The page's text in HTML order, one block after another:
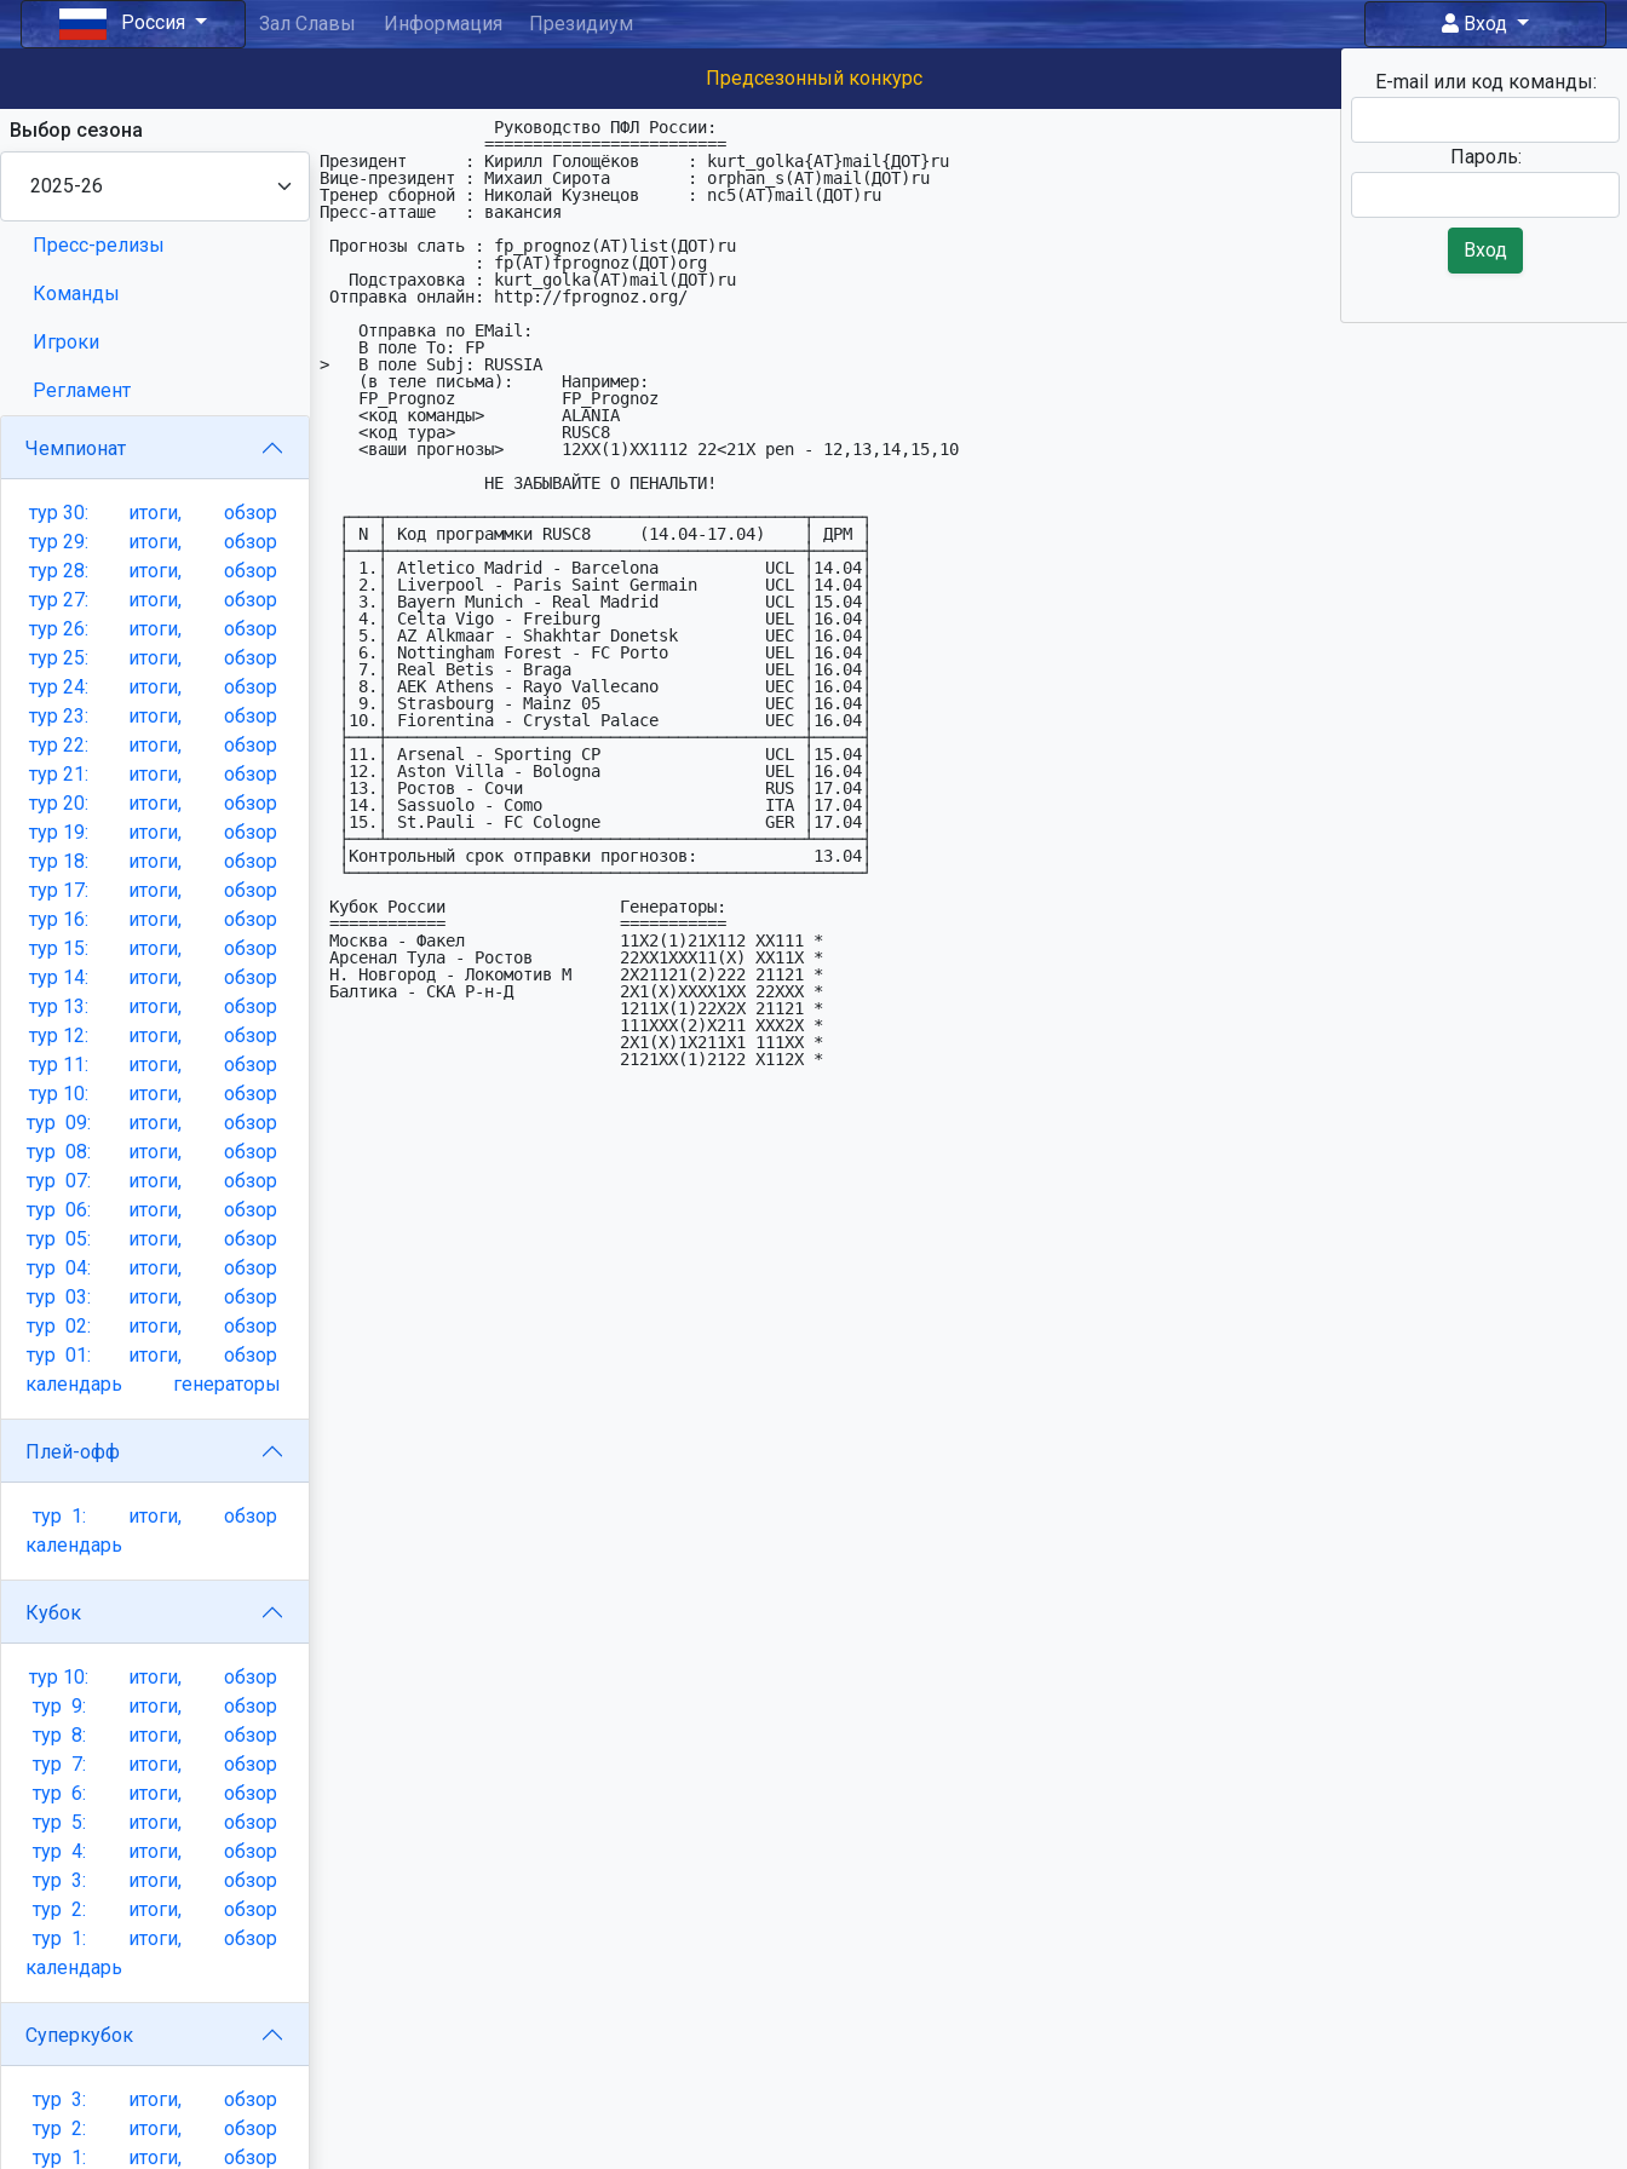
Россия Зал Славы Информация Президиум Вход
E-mail или код команды:
Пароль:
Вход
Предсезонный конкурс
Выбор сезона
Пресс-релизы
Команды
Игроки
Регламент
Чемпионат
тур 30: итоги,
обзор
тур 29: итоги,
обзор
тур 28: итоги,
обзор
тур 27: итоги,
обзор
тур 26: итоги,
обзор
тур 25: итоги,
обзор
тур 24: итоги,
обзор
тур 23: итоги,
обзор
тур 22: итоги,
обзор
тур 21: итоги,
обзор
тур 20: итоги,
обзор
тур 19: итоги,
обзор
тур 18: итоги,
обзор
тур 17: итоги,
обзор
тур 16: итоги,
обзор
тур 15: итоги,
обзор
тур 14: итоги,
обзор
тур 13: итоги,
обзор
тур 12: итоги,
обзор
тур 11: итоги,
обзор
тур 10: итоги,
обзор
тур 09: итоги,
обзор
тур 08: итоги,
обзор
тур 07: итоги,
обзор
тур 06: итоги,
обзор
тур 05: итоги,
обзор
тур 04: итоги,
обзор
тур 03: итоги,
обзор
тур 02: итоги,
обзор
тур 01: итоги,
обзор
календарь
генераторы
Плей-офф
тур1: итоги,
обзор
календарь
Кубок
тур 10: итоги,
обзор
тур9: итоги,
обзор
тур8: итоги,
обзор
тур7: итоги,
обзор
тур6: итоги,
обзор
тур5: итоги,
обзор
тур4: итоги,
обзор
тур3: итоги,
обзор
тур2: итоги,
обзор
тур1: итоги,
обзор
календарь
Суперкубок
тур3: итоги,
обзор
тур2: итоги,
обзор
тур1: итоги, обзор
Президент      : Кирилл Голощёков     : kurt_golka{AT}mail{ДОТ}ru
Вице-президент : Михаил Сирота        : orphan_s(AT)mail(ДОТ)ru
Тренер сборной : Николай Кузнецов     : nc5(AT)mail(ДОТ)ru
Пресс-атташе   : вакансия
>   В поле Subj: RUSSIA